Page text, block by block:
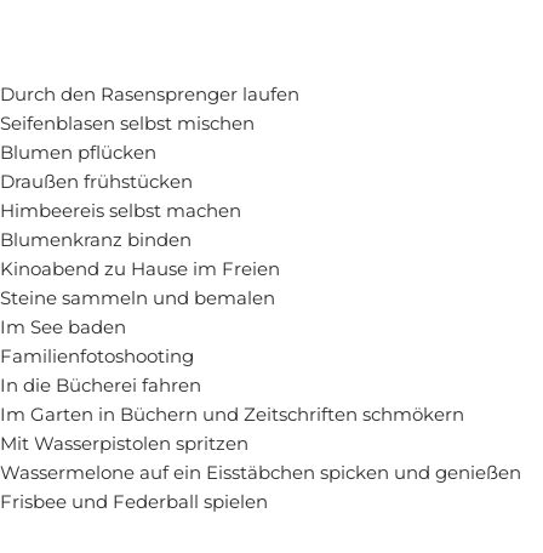
Durch den Rasensprenger laufen
Seifenblasen selbst mischen
Blumen pflücken
Draußen frühstücken
Himbeereis selbst machen
Blumenkranz binden
Kinoabend zu Hause im Freien
Steine sammeln und bemalen
Im See baden
Familienfotoshooting
In die Bücherei fahren
Im Garten in Büchern und Zeitschriften schmökern
Mit Wasserpistolen spritzen
Wassermelone auf ein Eisstäbchen spicken und genießen
Frisbee und Federball spielen